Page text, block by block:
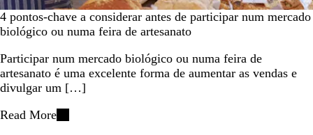
4 pontos-chave a considerar antes de participar num mercado
biológico ou numa feira de artesanato
Participar num mercado biológico ou numa feira de
artesanato é uma excelente forma de aumentar as vendas e
divulgar um […]
Read More